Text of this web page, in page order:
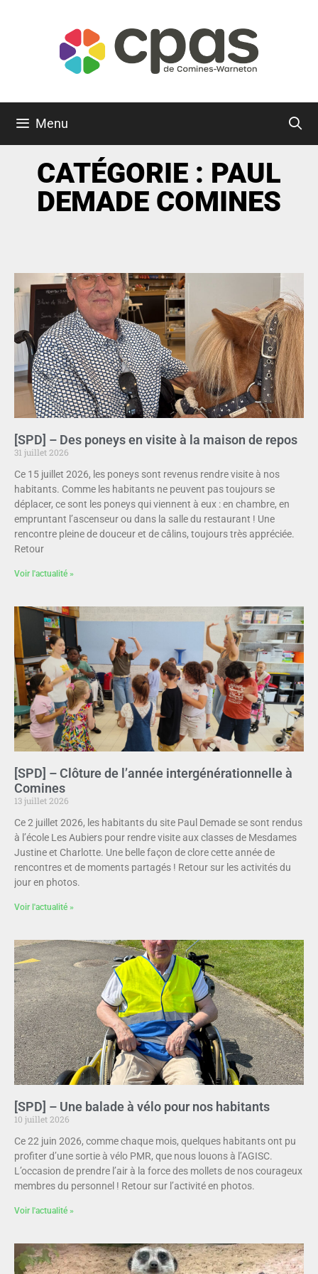
Menu
CATÉGORIE : PAUL
DEMADE COMINES
[SPD] – Des poneys en visite à la maison de repos
31 juillet 2026
Ce 15 juillet 2026, les poneys sont revenus rendre visite à nos
habitants. Comme les habitants ne peuvent pas toujours se
déplacer, ce sont les poneys qui viennent à eux : en chambre, en
empruntant l’ascenseur ou dans la salle du restaurant ! Une
rencontre pleine de douceur et de câlins, toujours très appréciée.
Retour
Voir l'actualité »
[SPD] – Clôture de l’année intergénérationnelle à
Comines
13 juillet 2026
Ce 2 juillet 2026, les habitants du site Paul Demade se sont rendus
à l’école Les Aubiers pour rendre visite aux classes de Mesdames
Justine et Charlotte. Une belle façon de clore cette année de
rencontres et de moments partagés ! Retour sur les activités du
jour en photos.
Voir l'actualité »
[SPD] – Une balade à vélo pour nos habitants
10 juillet 2026
Ce 22 juin 2026, comme chaque mois, quelques habitants ont pu
profiter d’une sortie à vélo PMR, que nous louons à l’AGISC.
L’occasion de prendre l’air à la force des mollets de nos courageux
membres du personnel ! Retour sur l’activité en photos.
Voir l'actualité »